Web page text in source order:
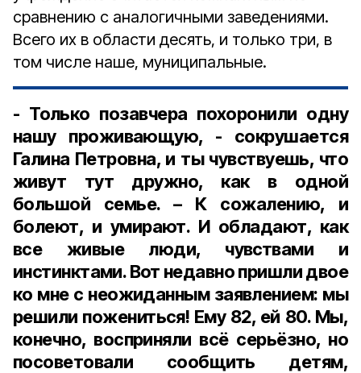
сравнению с аналогичными заведениями.
Всего их в области десять, и только три, в
том числе наше, муниципальные.
- Только позавчера похоронили одну
нашу проживающую, - сокрушается
Галина Петровна, и ты чувствуешь, что
живут тут дружно, как в одной
большой семье. – К сожалению, и
болеют, и умирают. И обладают, как
все живые люди, чувствами и
инстинктами. Вот недавно пришли двое
ко мне с неожиданным заявлением: мы
решили пожениться! Ему 82, ей 80. Мы,
конечно, восприняли всё серьёзно, но
посоветовали сообщить детям,